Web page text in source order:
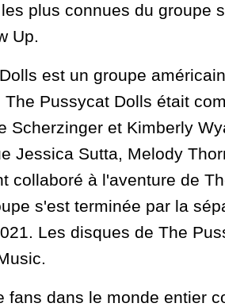
plus connues du groupe
Up.
est un groupe
The Pussycat Dolls était
Scherzinger et Kimberly
Jessica Sutta, Melody
collaboré à l'aventure de
s'est terminée par la
Les disques de The
fans dans le monde entier